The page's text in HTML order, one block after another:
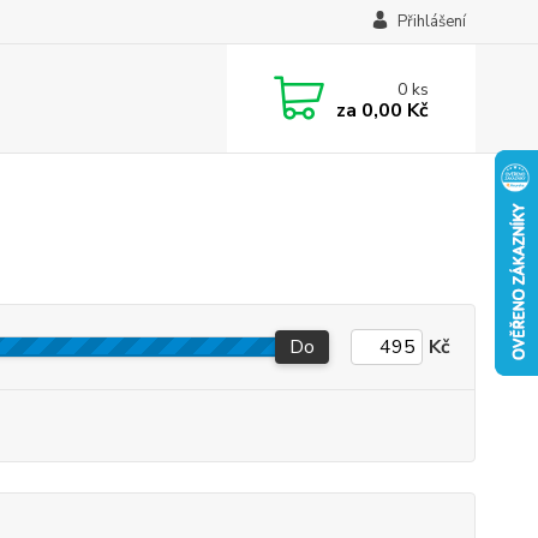
Přihlášení
0ks
za 0,00 Kč
Do Kč